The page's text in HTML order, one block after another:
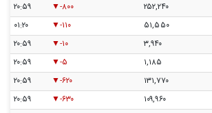
۲۵۲,۲۴۰ -۸۰۰
۲۰:۵۹
۵۱,۵۵۰ -۱۱۰
۰۱:۲۰
۳,۹۴۰ -۱۰
۲۰:۵۹
۱,۱۸۵ -۵
۲۰:۵۹
۱۳۱,۷۷۰ -۶۲۰
۲۰:۵۹
۱۰۹,۹۶۰ -۶۳۰
۲۰:۵۹